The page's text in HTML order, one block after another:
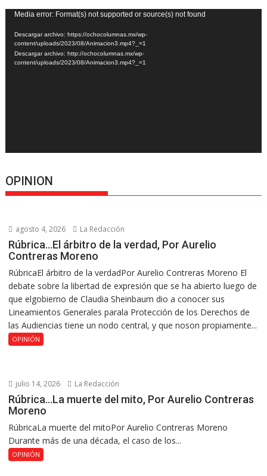
Reproductor
de
vídeo
Media error: Format(s) not supported or source(s) not found
Descargar archivo: https://ochocolumnas.mx/wp-
content/uploads/2023/08/Animacion3.mp4?_=1
Descargar archivo: http://ochocolumnas.mx/wp-
content/uploads/2023/08/Animacion3.mp4?_=1
OPINION
agosto 4, 2026 La Redacción
Rúbrica…El árbitro de la verdad, Por Aurelio
Contreras Moreno
RúbricaEl árbitro de la verdadPor Aurelio Contreras Moreno El
debate sobre la libertad de expresión que se ha abierto luego de
que elgobierno de Claudia Sheinbaum dio a conocer sus
Lineamientos Generales parala Protección de los Derechos de
las Audiencias tiene un nodo central, y que noson propiamente...
OPINIÓN
julio 14, 2026 La Redacción
Rúbrica…La muerte del mito, Por Aurelio Contreras
Moreno
RúbricaLa muerte del mitoPor Aurelio Contreras Moreno
Durante más de una década, el caso de los...
OPINIÓN